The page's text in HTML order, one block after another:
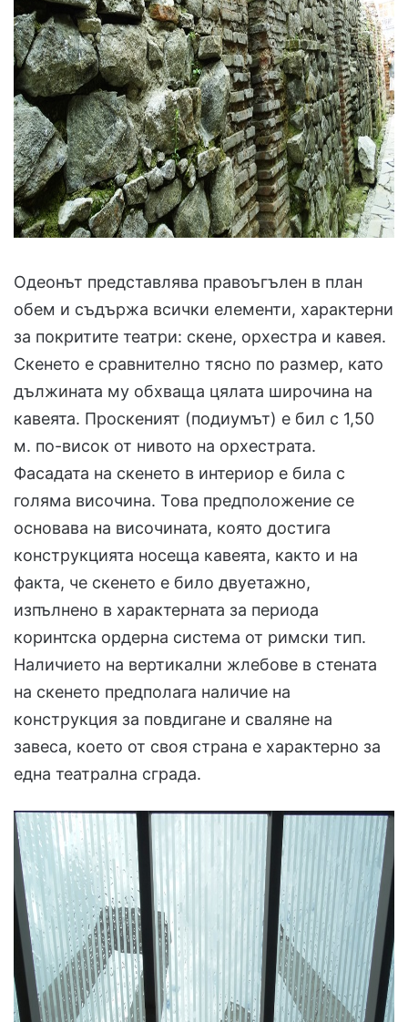
Одеонът представлява правоъгълен в план
обем и съдържа всички елементи, характерни
за покритите театри: скене, орхестра и кавея.
Скенето е сравнително тясно по размер, като
дължината му обхваща цялата широчина на
кавеята. Проскеният (подиумът) е бил с 1,50
м. по-висок от нивото на орхестрата.
Фасадата на скенето в интериор е била с
голяма височина. Това предположение се
основава на височината, която достига
конструкцията носеща кавеята, както и на
факта, че скенето е било двуетажно,
изпълнено в характерната за периода
коринтска ордерна система от римски тип.
Наличието на вертикални жлебове в стената
на скенето предполага наличие на
конструкция за повдигане и сваляне на
завеса, което от своя страна е характерно за
една театрална сграда.